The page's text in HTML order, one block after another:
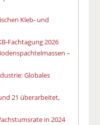
Kleb- und
Fachtagung 2026
–
Globales
21 überarbeitet,
in 2024